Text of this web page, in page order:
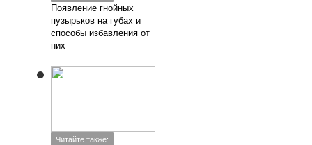
Появление гнойных
пузырьков на губах и
способы избавления от
них
Читайте также: